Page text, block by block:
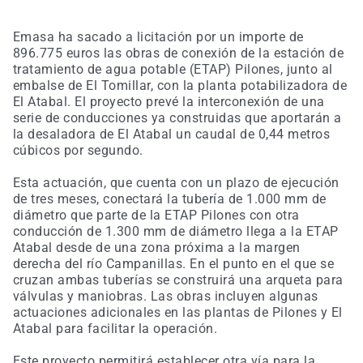
Emasa ha sacado a licitación por un importe de
896.775 euros las obras de conexión de la estación de
tratamiento de agua potable (ETAP) Pilones, junto al
embalse de El Tomillar, con la planta potabilizadora de
El Atabal. El proyecto prevé la interconexión de una
serie de conducciones ya construidas que aportarán a
la desaladora de El Atabal un caudal de 0,44 metros
cúbicos por segundo.
Esta actuación, que cuenta con un plazo de ejecución
de tres meses, conectará la tubería de 1.000 mm de
diámetro que parte de la ETAP Pilones con otra
conducción de 1.300 mm de diámetro llega a la ETAP
Atabal desde de una zona próxima a la margen
derecha del río Campanillas. En el punto en el que se
cruzan ambas tuberías se construirá una arqueta para
válvulas y maniobras. Las obras incluyen algunas
actuaciones adicionales en las plantas de Pilones y El
Atabal para facilitar la operación.